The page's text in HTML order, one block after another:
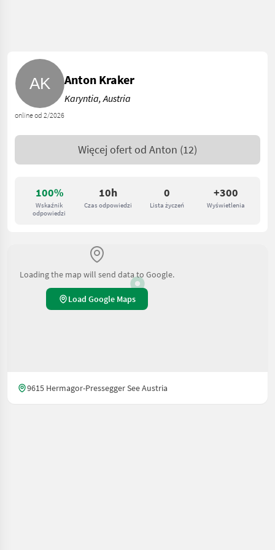
100%
Wskaźnik
odpowiedzi
10h
Czas odpowiedzi
0
Lista życzeń
+300
Wyświetlenia
online od 2/2026
Anton Kraker
Karyntia, Austria
Więcej ofert od Anton (12)
Loading the map will send data to Google.
Load Google Maps
9615 Hermagor-Pressegger See Austria